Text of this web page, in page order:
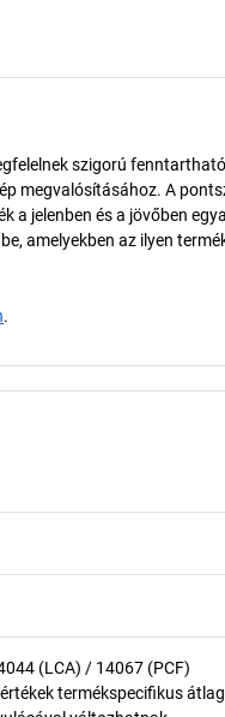
szigorú
megvalósításához. A
a jelenben és a jövőben
amelyekben az ilyen
.
(LCA) / 14067 (PCF)
termékspecifikus